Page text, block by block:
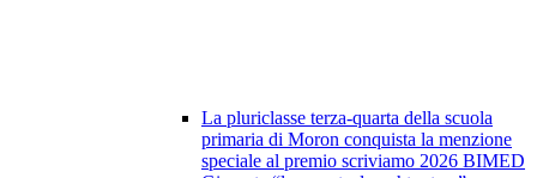
La pluriclasse terza-quarta della scuola
primaria di Moron conquista la menzione
speciale al premio scriviamo 2026 BIMED